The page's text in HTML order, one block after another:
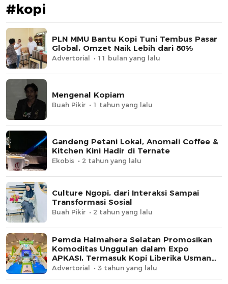
#kopi
PLN MMU Bantu Kopi Tuni Tembus Pasar
Global, Omzet Naik Lebih dari 80%
Advertorial 11 bulan yang lalu
Mengenal Kopiam
Buah Pikir 1 tahun yang lalu
Gandeng Petani Lokal, Anomali Coffee &
Kitchen Kini Hadir di Ternate
Ekobis 2 tahun yang lalu
Culture Ngopi, dari Interaksi Sampai
Transformasi Sosial
Buah Pikir 2 tahun yang lalu
Pemda Halmahera Selatan Promosikan
Komoditas Unggulan dalam Expo
APKASI, Termasuk Kopi Liberika Usman
Sidik
Advertorial 3 tahun yang lalu